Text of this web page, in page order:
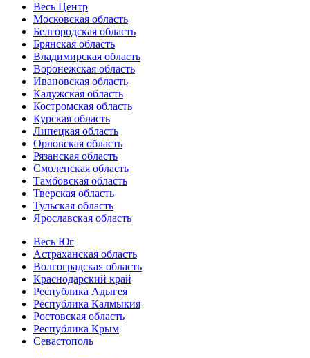
Весь Центр
Московская область
Белгородская область
Брянская область
Владимирская область
Воронежская область
Ивановская область
Калужская область
Костромская область
Курская область
Липецкая область
Орловская область
Рязанская область
Смоленская область
Тамбовская область
Тверская область
Тульская область
Ярославская область
Весь Юг
Астраханская область
Волгоградская область
Краснодарский край
Республика Адыгея
Республика Калмыкия
Ростовская область
Республика Крым
Севастополь